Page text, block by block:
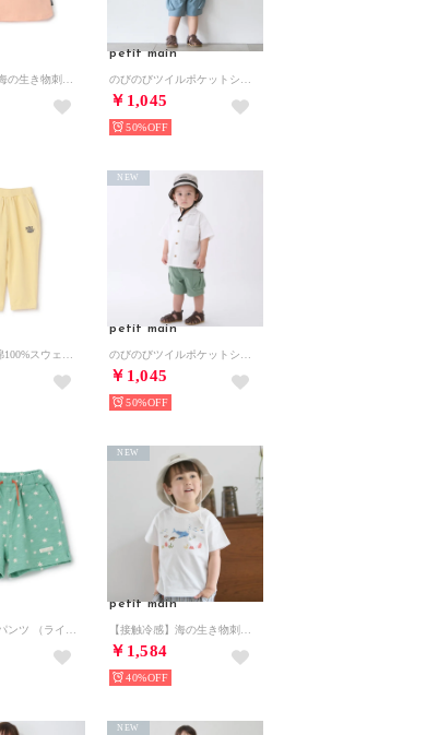
petit main
￥1,045
50%
petit main
￥1,045
NEW
50%
petit main
￥1,584
NEW
40%
NEW